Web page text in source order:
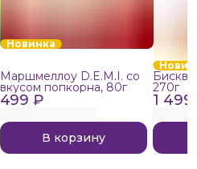
Новинка
499 ₽
Маршмеллоу D.E.M.I. со
вкусом попкорна, 80г
В корзину
1
270г